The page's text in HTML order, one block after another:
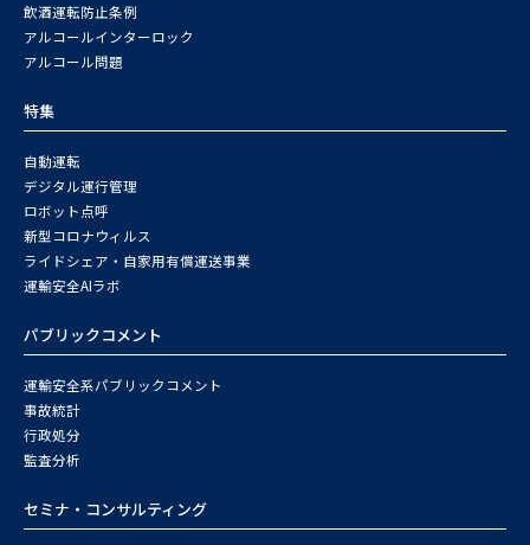
飲酒運転防止条例
アルコールインターロック
アルコール問題
特集
自動運転
デジタル運行管理
ロボット点呼
新型コロナウィルス
ライドシェア・自家用有償運送事業
運輸安全AIラボ
パブリックコメント
運輸安全系パブリックコメント
事故統計
行政処分
監査分析
セミナ・コンサルティング